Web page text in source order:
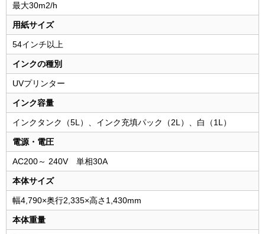
最大30m2/h
用紙サイズ
54インチ以上
インクの種別
UVプリンター
インク容量
インクタンク（5L）、インク充填パック（2L）、白（1L）
電源・電圧
AC200～ 240V 単相30A
本体サイズ
幅4,790×奥行2,335×高さ1,430mm
本体重量